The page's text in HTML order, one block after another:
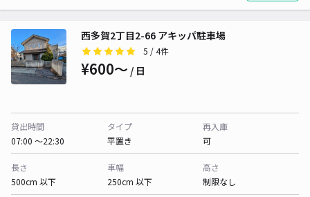
西多賀2丁目2-66 アキッパ駐車場
5 / 4件
¥600〜 / 日
貸出時間
07:00 〜22:30
タイプ
平置き
再入庫
可
長さ
500cm 以下
車幅
250cm 以下
高さ
制限なし